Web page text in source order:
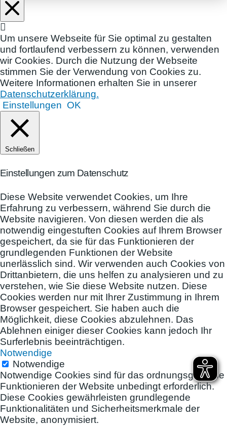
Um unsere Webseite für Sie optimal zu gestalten
und fortlaufend verbessern zu können, verwenden
wir Cookies. Durch die Nutzung der Webseite
stimmen Sie der Verwendung von Cookies zu.
Weitere Informationen erhalten Sie in unserer
Datenschutzerklärung.
Einstellungen OK
Schließen
Einstellungen zum Datenschutz
Diese Website verwendet Cookies, um Ihre
Erfahrung zu verbessern, während Sie durch die
Website navigieren. Von diesen werden die als
notwendig eingestuften Cookies auf Ihrem Browser
gespeichert, da sie für das Funktionieren der
grundlegenden Funktionen der Website
unerlässlich sind. Wir verwenden auch Cookies von
Drittanbietern, die uns helfen zu analysieren und zu
verstehen, wie Sie diese Website nutzen. Diese
Cookies werden nur mit Ihrer Zustimmung in Ihrem
Browser gespeichert. Sie haben auch die
Möglichkeit, diese Cookies abzulehnen. Das
Ablehnen einiger dieser Cookies kann jedoch Ihr
Surferlebnis beeinträchtigen.
Notwendige
Notwendige
Notwendige Cookies sind für das ordnungsgemäße
Funktionieren der Website unbedingt erforderlich.
Diese Cookies gewährleisten grundlegende
Funktionalitäten und Sicherheitsmerkmale der
Website, anonymisiert.